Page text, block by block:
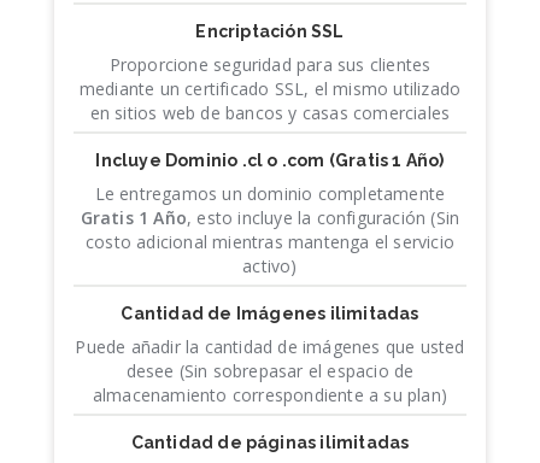
Encriptación SSL
Proporcione seguridad para sus clientes
mediante un certificado SSL, el mismo utilizado
en sitios web de bancos y casas comerciales
Incluye Dominio .cl o .com (Gratis 1 Año)
Le entregamos un dominio completamente
Gratis 1 Año, esto incluye la configuración (Sin
costo adicional mientras mantenga el servicio
activo)
Cantidad de Imágenes ilimitadas
Puede añadir la cantidad de imágenes que usted
desee (Sin sobrepasar el espacio de
almacenamiento correspondiente a su plan)
Cantidad de páginas ilimitadas